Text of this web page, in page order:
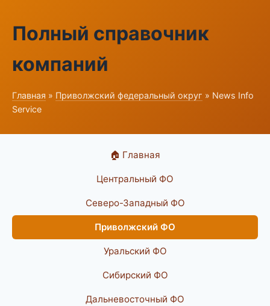
Полный справочник
компаний
Главная » Приволжский федеральный округ » News Info
Service
🏠 Главная
Центральный ФО
Северо-Западный ФО
Приволжский ФО
Уральский ФО
Сибирский ФО
Дальневосточный ФО